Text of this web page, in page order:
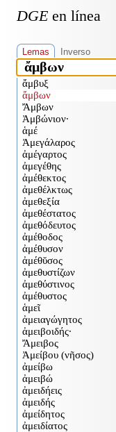
DGE en línea
Lemas Inverso